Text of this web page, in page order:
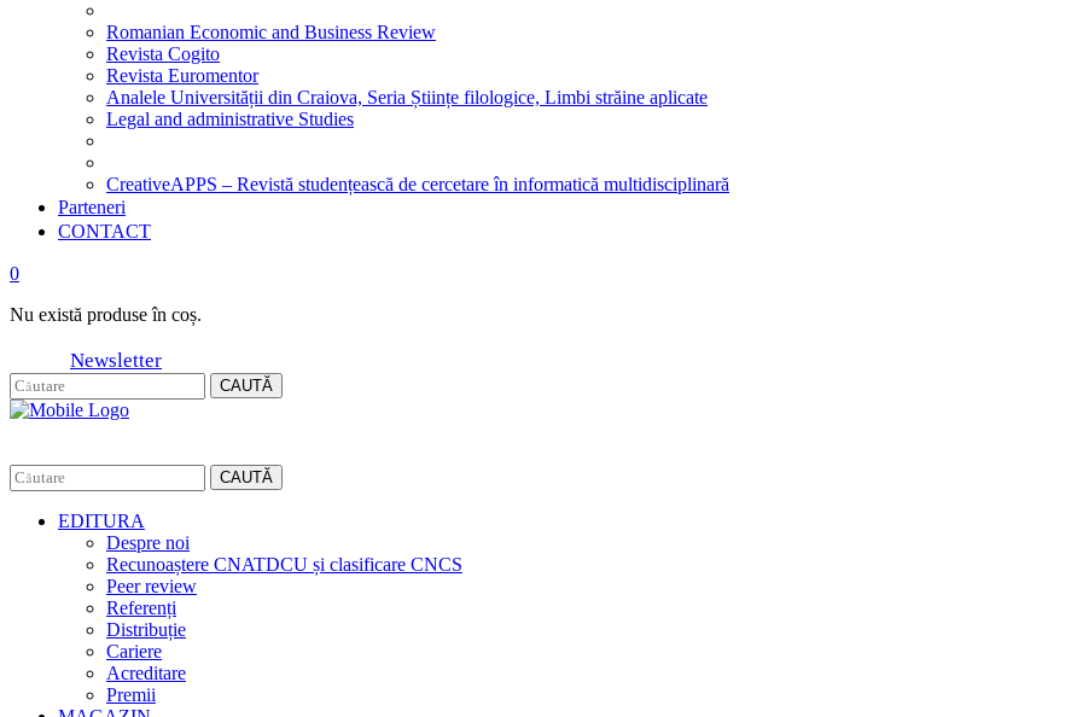
Romanian Economic and Business Review
Revista Cogito
Revista Euromentor
Analele Universității din Craiova, Seria Științe filologice, Limbi străine aplicate
Legal and administrative Studies
CreativeAPPS – Revistă studențească de cercetare în informatică multidisciplinară
Parteneri
CONTACT
0
Nu există produse în coș.
Newsletter
CAUTĂ
CAUTĂ
EDITURA
Despre noi
Recunoaștere CNATDCU și clasificare CNCS
Peer review
Referenți
Distribuție
Cariere
Acreditare
Premii